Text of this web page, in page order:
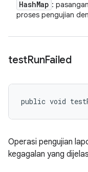
HashMap :
proses pengujian
testRunFailed
public void
Operasi pengujian
kegagalan yang